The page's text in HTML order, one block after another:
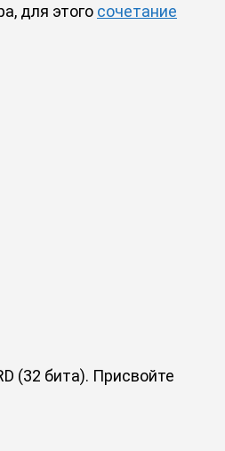
для этого сочетание
(32 бита). Присвойте